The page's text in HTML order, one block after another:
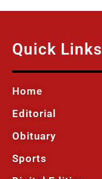
Quick Links
Home
Editorial
Obituary
Sports